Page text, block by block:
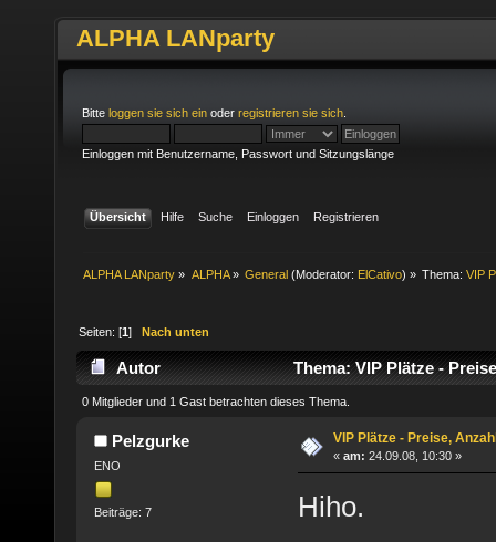
ALPHA LANparty
Bitte loggen sie sich ein oder registrieren sie sich
Einloggen mit Benutzername, Passwort und Sitzungslänge
Übersicht Hilfe Suche Einloggen Registrieren
ALPHA LANparty » ALPHA» General(Moderator: ElCativo) » Thema:VIP
Seiten: [1]Nach unten
Autor Thema: VIP Plätze -
0 Mitglieder und 1 Gast betrachten dieses Thema.
Pelzgurke
ENO
Beiträge: 7
VIP Plätze - Preise,
« am: 24.09.08, 10:30 »
Hiho.